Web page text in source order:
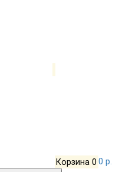
Корзина 0 0 р.